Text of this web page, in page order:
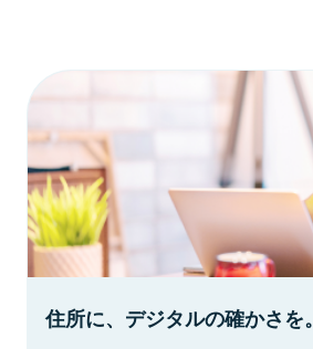
住所に、デジタルの確かさを。